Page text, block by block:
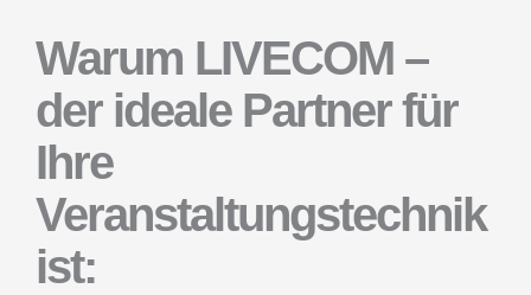
Warum LIVECOM –
der ideale Partner für
Ihre
Veranstaltungstechnik
ist: